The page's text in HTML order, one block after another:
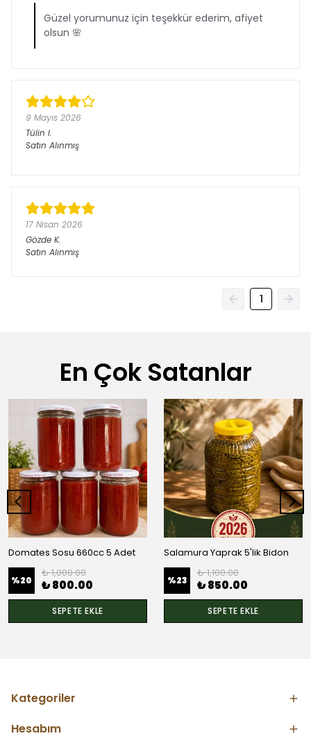
Güzel yorumunuz için teşekkür ederim, afiyet
olsun 🌸
9 Mayıs 2026
Tülin I.
Satın Alınmış
17 Nisan 2026
Gözde K.
Satın Alınmış
1
En Çok Satanlar
Domates Sosu 660cc 5 Adet
%20
₺ 1,000.00
₺ 800.00
SEPETE EKLE
Salamura Yaprak 5'lik Bidon
%23
₺ 1,100.00
₺ 850.00
SEPETE EKLE
Kategoriler
Hesabım